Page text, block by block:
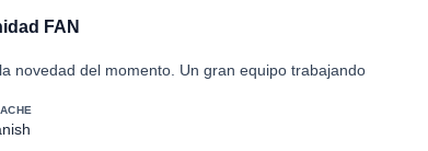
FAN
novedad del momento. Un gran equipo trabajando